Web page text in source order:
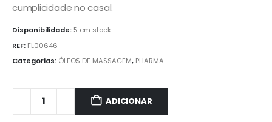
cumplicidade no casal.
Disponibilidade: 5 em stock
REF: FL00646
Categorias: ÓLEOS DE MASSAGEM, PHARMA
ADICIONAR